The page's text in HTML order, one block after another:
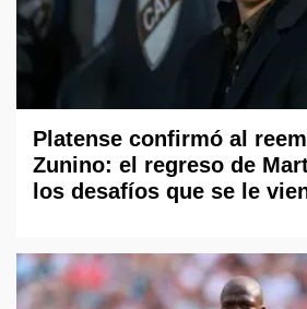
Platense confirmó al
Zunino: el regreso de
los desafíos que se le